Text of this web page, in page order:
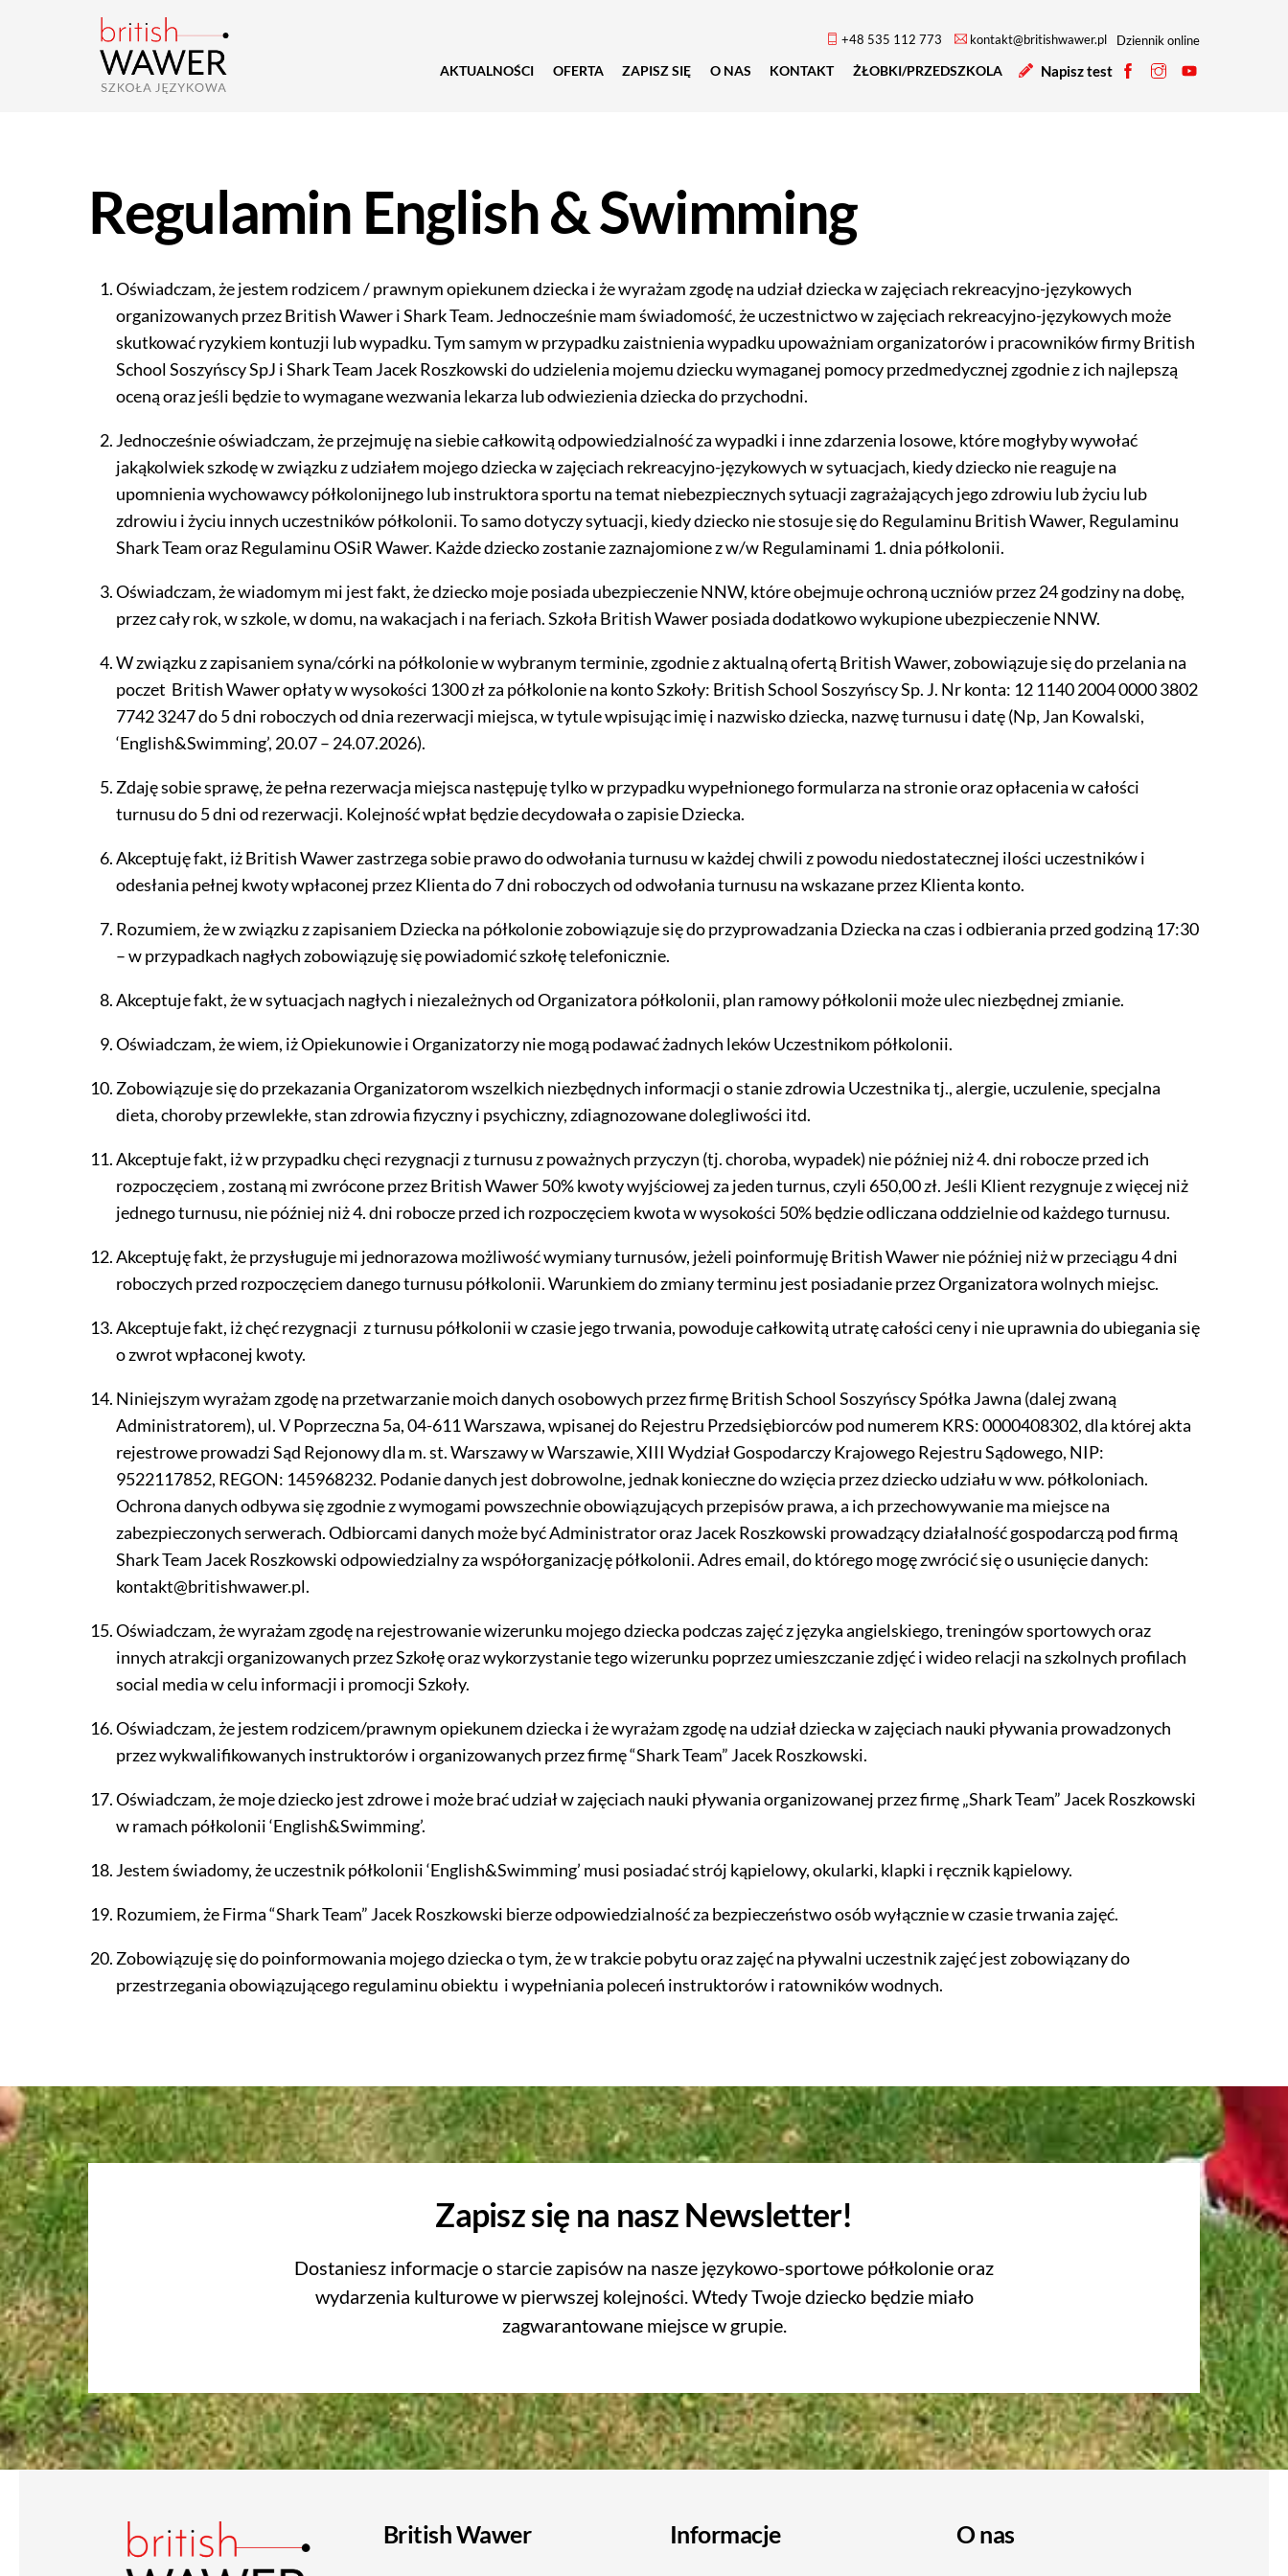
+48 535 112 773 kontakt@britishwawer.pl Dziennik online
AKTUALNOŚCI OFERTA ZAPISZ SIĘ O NAS KONTAKT ŻŁOBKI/PRZEDSZKOLA Napisz test
ProfilProfilProfil
Regulamin English & Swimming
Oświadczam, że jestem rodzicem / prawnym opiekunem dziecka i że wyrażam zgodę na udział dziecka w zajęciach rekreacyjno-językowych
organizowanych przez British Wawer i Shark Team. Jednocześnie mam świadomość, że uczestnictwo w zajęciach rekreacyjno-językowych może
skutkować ryzykiem kontuzji lub wypadku. Tym samym w przypadku zaistnienia wypadku upoważniam organizatorów i pracowników firmy British
School Soszyńscy SpJ i Shark Team Jacek Roszkowski do udzielenia mojemu dziecku wymaganej pomocy przedmedycznej zgodnie z ich najlepszą
oceną oraz jeśli będzie to wymagane wezwania lekarza lub odwiezienia dziecka do przychodni.
Jednocześnie oświadczam, że przejmuję na siebie całkowitą odpowiedzialność za wypadki i inne zdarzenia losowe, które mogłyby wywołać
jakąkolwiek szkodę w związku z udziałem mojego dziecka w zajęciach rekreacyjno-językowych w sytuacjach, kiedy dziecko nie reaguje na
upomnienia wychowawcy półkolonijnego lub instruktora sportu na temat niebezpiecznych sytuacji zagrażających jego zdrowiu lub życiu lub
zdrowiu i życiu innych uczestników półkolonii. To samo dotyczy sytuacji, kiedy dziecko nie stosuje się do Regulaminu British Wawer, Regulaminu
Shark Team oraz Regulaminu OSiR Wawer. Każde dziecko zostanie zaznajomione z w/w Regulaminami 1. dnia półkolonii.
Oświadczam, że wiadomym mi jest fakt, że dziecko moje posiada ubezpieczenie NNW, które obejmuje ochroną uczniów przez 24 godziny na dobę,
przez cały rok, w szkole, w domu, na wakacjach i na feriach. Szkoła British Wawer posiada dodatkowo wykupione ubezpieczenie NNW.
W związku z zapisaniem syna/córki na półkolonie w wybranym terminie, zgodnie z aktualną ofertą British Wawer, zobowiązuje się do przelania na
poczet British Wawer opłaty w wysokości 1300 zł za półkolonie na konto Szkoły: British School Soszyńscy Sp. J. Nr konta: 12 1140 2004 0000 3802
7742 3247 do 5 dni roboczych od dnia rezerwacji miejsca, w tytule wpisując imię i nazwisko dziecka, nazwę turnusu i datę (Np, Jan Kowalski,
‘English&Swimming’, 20.07 – 24.07.2026).
Zdaję sobie sprawę, że pełna rezerwacja miejsca następuję tylko w przypadku wypełnionego formularza na stronie oraz opłacenia w całości
turnusu do 5 dni od rezerwacji. Kolejność wpłat będzie decydowała o zapisie Dziecka.
Akceptuję fakt, iż British Wawer zastrzega sobie prawo do odwołania turnusu w każdej chwili z powodu niedostatecznej ilości uczestników i
odesłania pełnej kwoty wpłaconej przez Klienta do 7 dni roboczych od odwołania turnusu na wskazane przez Klienta konto.
Rozumiem, że w związku z zapisaniem Dziecka na półkolonie zobowiązuje się do przyprowadzania Dziecka na czas i odbierania przed godziną 17:30
– w przypadkach nagłych zobowiązuję się powiadomić szkołę telefonicznie.
Akceptuje fakt, że w sytuacjach nagłych i niezależnych od Organizatora półkolonii, plan ramowy półkolonii może ulec niezbędnej zmianie.
Oświadczam, że wiem, iż Opiekunowie i Organizatorzy nie mogą podawać żadnych leków Uczestnikom półkolonii.
Zobowiązuje się do przekazania Organizatorom wszelkich niezbędnych informacji o stanie zdrowia Uczestnika tj., alergie, uczulenie, specjalna
dieta, choroby przewlekłe, stan zdrowia fizyczny i psychiczny, zdiagnozowane dolegliwości itd.
Akceptuje fakt, iż w przypadku chęci rezygnacji z turnusu z poważnych przyczyn (tj. choroba, wypadek) nie później niż 4. dni robocze przed ich
rozpoczęciem , zostaną mi zwrócone przez British Wawer 50% kwoty wyjściowej za jeden turnus, czyli 650,00 zł. Jeśli Klient rezygnuje z więcej niż
jednego turnusu, nie później niż 4. dni robocze przed ich rozpoczęciem kwota w wysokości 50% będzie odliczana oddzielnie od każdego turnusu.
Akceptuję fakt, że przysługuje mi jednorazowa możliwość wymiany turnusów, jeżeli poinformuję British Wawer nie później niż w przeciągu 4 dni
roboczych przed rozpoczęciem danego turnusu półkolonii. Warunkiem do zmiany terminu jest posiadanie przez Organizatora wolnych miejsc.
Akceptuje fakt, iż chęć rezygnacji z turnusu półkolonii w czasie jego trwania, powoduje całkowitą utratę całości ceny i nie uprawnia do ubiegania się
o zwrot wpłaconej kwoty.
Niniejszym wyrażam zgodę na przetwarzanie moich danych osobowych przez firmę British School Soszyńscy Spółka Jawna (dalej zwaną
Administratorem), ul. V Poprzeczna 5a, 04-611 Warszawa, wpisanej do Rejestru Przedsiębiorców pod numerem KRS: 0000408302, dla której akta
rejestrowe prowadzi Sąd Rejonowy dla m. st. Warszawy w Warszawie, XIII Wydział Gospodarczy Krajowego Rejestru Sądowego, NIP:
9522117852, REGON: 145968232. Podanie danych jest dobrowolne, jednak konieczne do wzięcia przez dziecko udziału w ww. półkoloniach.
Ochrona danych odbywa się zgodnie z wymogami powszechnie obowiązujących przepisów prawa, a ich przechowywanie ma miejsce na
zabezpieczonych serwerach. Odbiorcami danych może być Administrator oraz Jacek Roszkowski prowadzący działalność gospodarczą pod firmą
Shark Team Jacek Roszkowski odpowiedzialny za współorganizację półkolonii. Adres email, do którego mogę zwrócić się o usunięcie danych:
kontakt@britishwawer.pl.
Oświadczam, że wyrażam zgodę na rejestrowanie wizerunku mojego dziecka podczas zajęć z języka angielskiego, treningów sportowych oraz
innych atrakcji organizowanych przez Szkołę oraz wykorzystanie tego wizerunku poprzez umieszczanie zdjęć i wideo relacji na szkolnych profilach
social media w celu informacji i promocji Szkoły.
Oświadczam, że jestem rodzicem/prawnym opiekunem dziecka i że wyrażam zgodę na udział dziecka w zajęciach nauki pływania prowadzonych
przez wykwalifikowanych instruktorów i organizowanych przez firmę “Shark Team” Jacek Roszkowski.
Oświadczam, że moje dziecko jest zdrowe i może brać udział w zajęciach nauki pływania organizowanej przez firmę „Shark Team” Jacek Roszkowski
w ramach półkolonii ‘English&Swimming’.
Jestem świadomy, że uczestnik półkolonii ‘English&Swimming’ musi posiadać strój kąpielowy, okularki, klapki i ręcznik kąpielowy.
Rozumiem, że Firma “Shark Team” Jacek Roszkowski bierze odpowiedzialność za bezpieczeństwo osób wyłącznie w czasie trwania zajęć.
Zobowiązuję się do poinformowania mojego dziecka o tym, że w trakcie pobytu oraz zajęć na pływalni uczestnik zajęć jest zobowiązany do
przestrzegania obowiązującego regulaminu obiektu i wypełniania poleceń instruktorów i ratowników wodnych.
Zapisz się na nasz Newsletter!
Dostaniesz informacje o starcie zapisów na nasze językowo-sportowe półkolonie oraz
wydarzenia kulturowe w pierwszej kolejności. Wtedy Twoje dziecko będzie miało
zagwarantowane miejsce w grupie.
British Wawer Informacje O nas